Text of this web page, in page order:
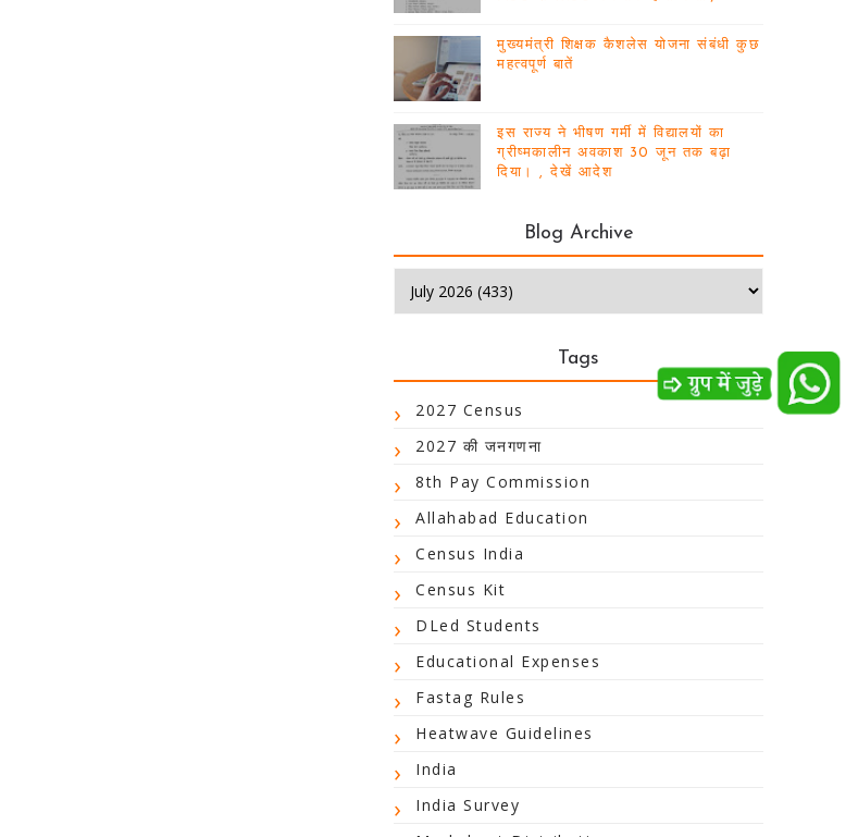
मुख्यमंत्री शिक्षक कैशलेस योजना संबंधी कुछ
महत्वपूर्ण बातें
इस राज्य ने भीषण गर्मी में विद्यालयों का
ग्रीष्मकालीन अवकाश 30 जून तक बढ़ा
दिया। , देखें आदेश
Blog Archive
Tags
2027 Census
2027 की जनगणना
8th Pay Commission
Allahabad Education
Census India
Census Kit
DLed Students
Educational Expenses
Fastag Rules
Heatwave Guidelines
India
India Survey